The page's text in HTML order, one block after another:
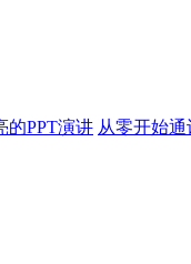
的PPT演讲 从零开始